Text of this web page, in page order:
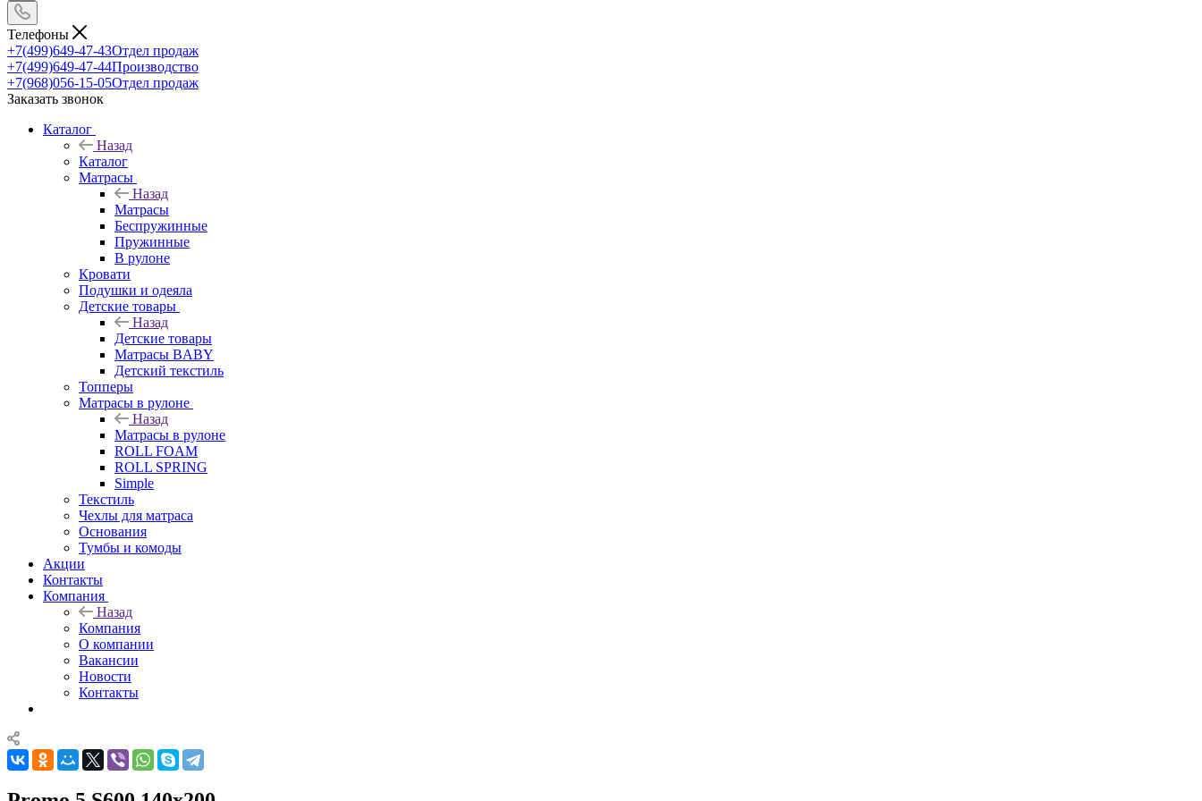
Телефоны
+7(499)649-47-43Отдел продаж
+7(499)649-47-44Производство
+7(968)056-15-05Отдел продаж
Заказать звонок
Каталог
Назад
Каталог
Матрасы
Назад
Матрасы
Беспружинные
Пружинные
В рулоне
Кровати
Подушки и одеяла
Детские товары
Назад
Детские товары
Матрасы BABY
Детский текстиль
Топперы
Матрасы в рулоне
Назад
Матрасы в рулоне
ROLL FOAM
ROLL SPRING
Simple
Текстиль
Чехлы для матраса
Основания
Тумбы и комоды
Акции
Контакты
Компания
Назад
Компания
О компании
Вакансии
Новости
Контакты